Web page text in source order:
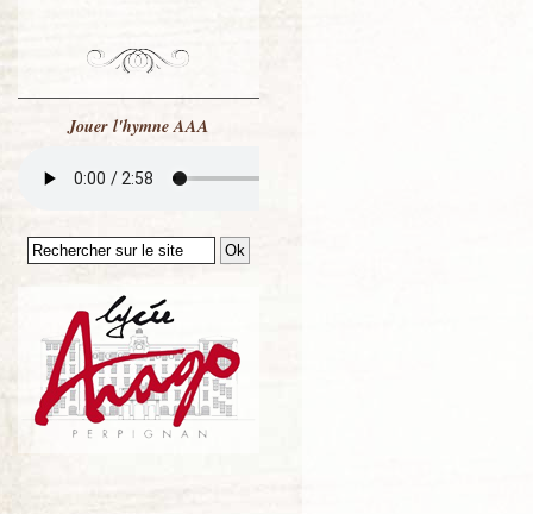
Jouer l'hymne AAA